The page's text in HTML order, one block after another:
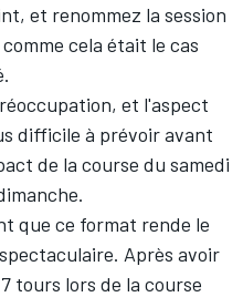
et renommez la session
cela était le cas
et l'aspect
difficile à prévoir avant
de la course du samedi
que ce format rende le
Après avoir
tours lors de la course